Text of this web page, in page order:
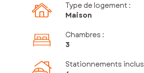
Type de logement :
Maison
Chambres :
3
Stationnements inclus